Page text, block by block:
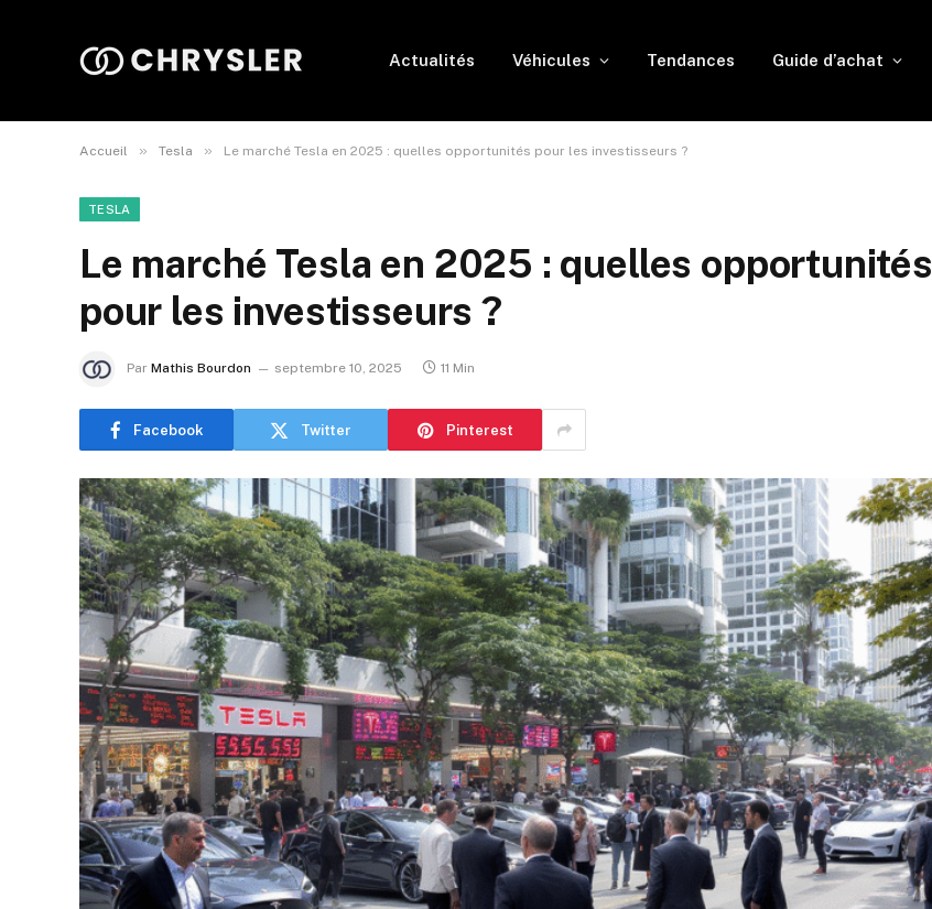
Actualités Véhicules Tendances Guide d’achat
Accueil » Tesla » Le marché Tesla en 2025 : quelles opportunités pour les investisseurs ?
TESLA
Le marché Tesla en 2025 : quelles opportunités
pour les investisseurs ?
Par Mathis Bourdon septembre 10, 2025 11 Min
Facebook Twitter Pinterest